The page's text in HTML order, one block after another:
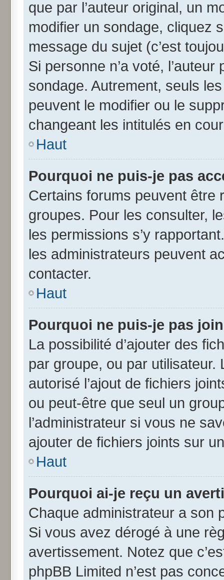
que par l’auteur original, un
modifier un sondage, cliquez
message du sujet (c’est
Si personne n’a voté,
sondage. Autrement, seuls
peuvent le modifier ou le
changeant les intitulés en
Haut
Pourquoi ne puis-je pas
Certains forums peuvent être
groupes. Pour les consulter,
les permissions s’y
les administrateurs peuvent
contacter.
Haut
Pourquoi ne puis-je pas
La possibilité d’ajouter des
par groupe, ou par utilisateur.
autorisé l’ajout de fichiers
ou peut-être que seul un
l’administrateur si vous ne
ajouter de fichiers joints sur
Haut
Pourquoi ai-je reçu un
Chaque administrateur a son
Si vous avez dérogé à une
avertissement. Notez que
phpBB Limited n’est pas